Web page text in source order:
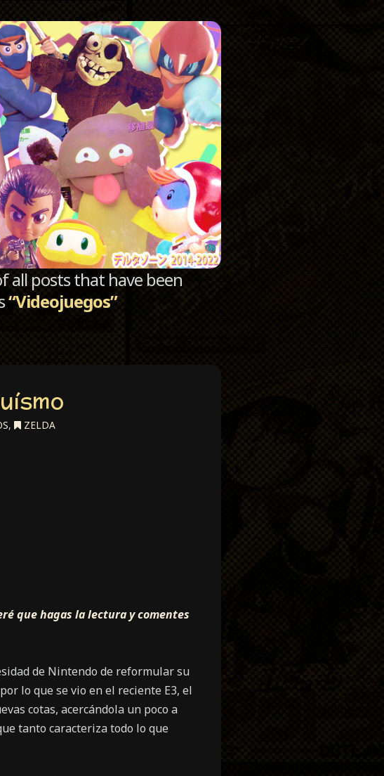
all posts that have been
“Videojuegos”
, ZELDA
que hagas la lectura y comentes
de Nintendo de reformular su
lo que se vio en el reciente E3, el
cotas, acercándola un poco a
tanto caracteriza todo lo que